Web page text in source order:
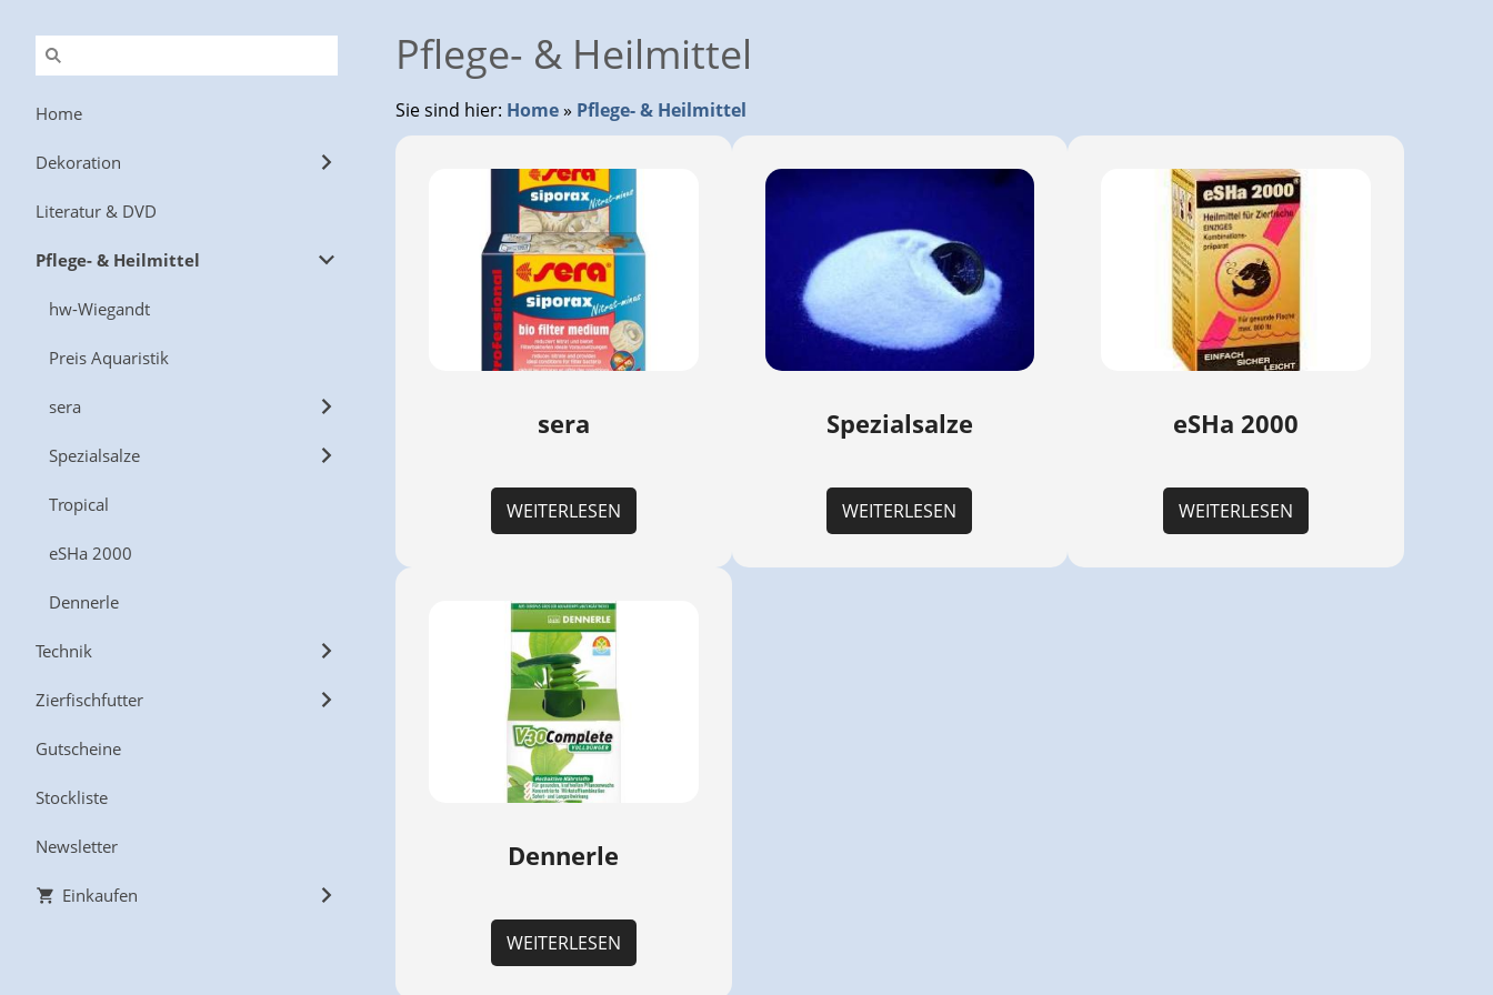
Home
Dekoration
Literatur & DVD
Pflege- & Heilmittel
hw-Wiegandt
Preis Aquaristik
sera
Spezialsalze
Tropical
eSHa 2000
Dennerle
Technik
Zierfischfutter
Gutscheine
Stockliste
Newsletter
Einkaufen
Pflege- & Heilmittel
Sie sind hier: Home» Pflege- & Heilmittel
sera
WEITERLESEN
Spezialsalze
WEITERLESEN
eSHa 2000
WEITERLESEN
Dennerle
WEITERLESEN